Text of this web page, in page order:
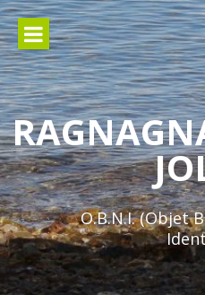
Aller
au
contenu
O.B.N.I. (Objet